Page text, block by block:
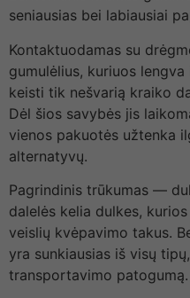
seniausias bei labiausiai
Kontaktuodamas su
gumulėlius, kuriuos
keisti tik nešvarią kraiko
Dėl šios savybės jis
vienos pakuotės užtenka
alternatyvų.
Pagrindinis trūkumas —
dalelės kelia dulkes,
veislių kvėpavimo takus.
yra sunkiausias iš visų
transportavimo patogumą.